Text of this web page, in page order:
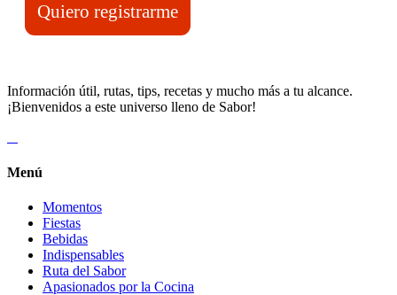
Quiero registrarme
Información útil, rutas, tips, recetas y mucho más a tu alcance.
¡Bienvenidos a este universo lleno de Sabor!
Menú
Momentos
Fiestas
Bebidas
Indispensables
Ruta del Sabor
Apasionados por la Cocina